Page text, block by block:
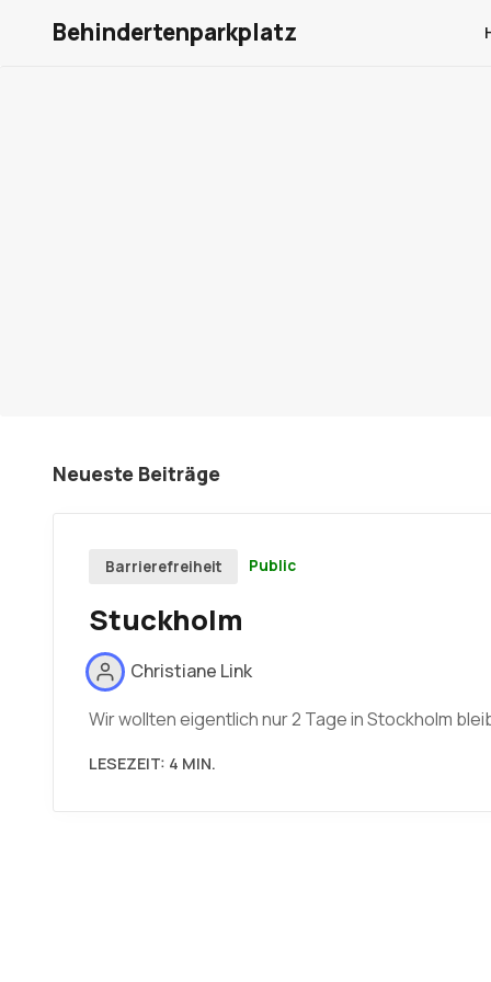
Behindertenparkplatz
Neueste Beiträge
Barrierefreiheit Public
Stuckholm
Christiane Link
Wir wollten eigentlich nur 2 Tage in Stockholm
LESEZEIT: 4 MIN.